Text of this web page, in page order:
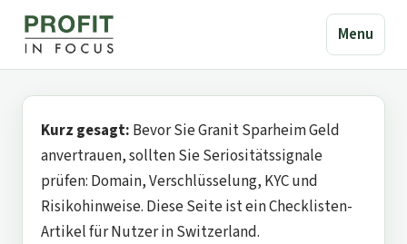
Menu
Kurz gesagt: Bevor Sie Granit Sparheim Geld
anvertrauen, sollten Sie Seriositätssignale
prüfen: Domain, Verschlüsselung, KYC und
Risikohinweise. Diese Seite ist ein Checklisten-
Artikel für Nutzer in Switzerland.